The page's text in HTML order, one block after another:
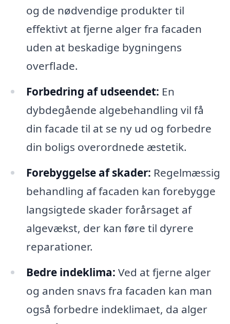
og de nødvendige produkter til
effektivt at fjerne alger fra facaden
uden at beskadige bygningens
overflade.
Forbedring af udseendet: En
dybdegående algebehandling vil få
din facade til at se ny ud og forbedre
din boligs overordnede æstetik.
Forebyggelse af skader: Regelmæssig
behandling af facaden kan forebygge
langsigtede skader forårsaget af
algevækst, der kan føre til dyrere
reparationer.
Bedre indeklima: Ved at fjerne alger
og anden snavs fra facaden kan man
også forbedre indeklimaet, da alger